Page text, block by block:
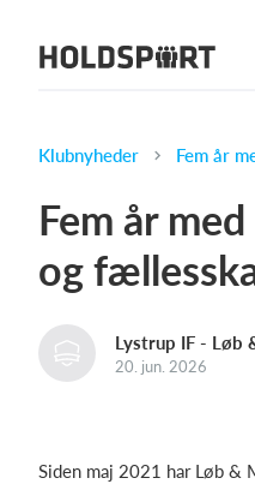
Om Holdsport
Presseomtale
Funktioner
Billetsystem
Klubnyheder Fem år
Fem år
og
Lystrup IF - Løb
20. jun. 2026
Siden maj 2021 har Løb &